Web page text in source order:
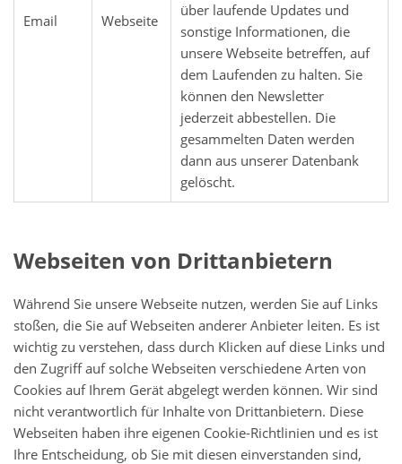
Email Webseite
über laufende Updates und
sonstige Informationen, die
unsere Webseite betreffen, auf
dem Laufenden zu halten. Sie
können den Newsletter
jederzeit abbestellen. Die
gesammelten Daten werden
dann aus unserer Datenbank
gelöscht.
Webseiten von Drittanbietern
Während Sie unsere Webseite nutzen, werden Sie auf Links
stoßen, die Sie auf Webseiten anderer Anbieter leiten. Es ist
wichtig zu verstehen, dass durch Klicken auf diese Links und
den Zugriff auf solche Webseiten verschiedene Arten von
Cookies auf Ihrem Gerät abgelegt werden können. Wir sind
nicht verantwortlich für Inhalte von Drittanbietern. Diese
Webseiten haben ihre eigenen Cookie-Richtlinien und es ist
Ihre Entscheidung, ob Sie mit diesen einverstanden sind,